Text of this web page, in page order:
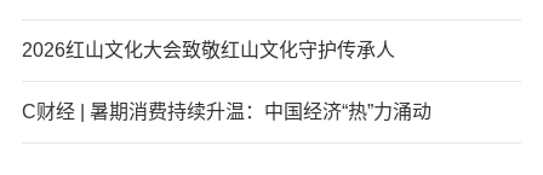
2026红山文化大会致敬红山文化守护传承人
C财经 | 暑期消费持续升温：中国经济“热”力涌动